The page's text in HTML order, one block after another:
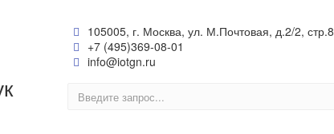
105005, г. Москва, ул. М.Почтовая, д.2/2, стр.8
+7 (495)369-08-01
info@iotgn.ru